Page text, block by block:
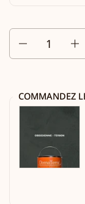
COMMANDEZ